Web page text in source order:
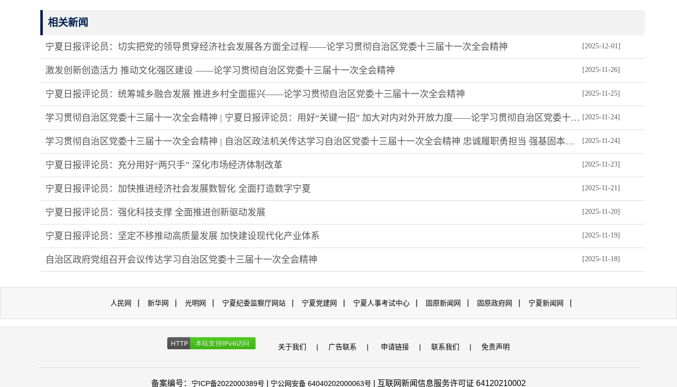
相关新闻
宁夏日报评论员：切实把党的领导贯穿经济社会发展各方面全过程——论学习贯彻自治区党委十三届十一次全会精神 [2025-12-01]
激发创新创造活力 推动文化强区建设 ——论学习贯彻自治区党委十三届十一次全会精神 [2025-11-26]
宁夏日报评论员：统筹城乡融合发展 推进乡村全面振兴——论学习贯彻自治区党委十三届十一次全会精神 [2025-11-25]
学习贯彻自治区党委十三届十一次全会精神 | 宁夏日报评论员：用好“关键一招” 加大对内对外开放力度——论学习贯彻自治区党委十三届十一次全会精神 [2025-11-24]
学习贯彻自治区党委十三届十一次全会精神 | 自治区政法机关传达学习自治区党委十三届十一次全会精神 忠诚履职勇担当 强基固本护平安 [2025-11-24]
宁夏日报评论员：充分用好“两只手” 深化市场经济体制改革
——论学习贯彻自治区党委十三届十一次全会精神
[2025-11-23]
宁夏日报评论员：加快推进经济社会发展数智化 全面打造数字宁夏
——论学习贯彻自治区党委十三届十一次全会精神
[2025-11-21]
宁夏日报评论员：强化科技支撑 全面推进创新驱动发展
——论学习贯彻自治区党委十三届十一次全会精神
[2025-11-20]
宁夏日报评论员：坚定不移推动高质量发展 加快建设现代化产业体系
——论学习贯彻自治区党委十三届十一次全会精神
[2025-11-19]
自治区政府党组召开会议传达学习自治区党委十三届十一次全会精神
奋力开创宁夏“十五五”经济社会发展新局面
[2025-11-18]
人民网 新华网 光明网 宁夏纪委监察厅网站 宁夏党建网 宁夏人事考试中心 固原新闻网 固原政府网 宁夏新闻网
关于我们 | 广告联系 | 申请链接 | 联系我们 | 免责声明
备案编号： 宁ICP备2022000389号 宁公网安备 64040202000063号 | 互联网新闻信息服务许可证 64120210002